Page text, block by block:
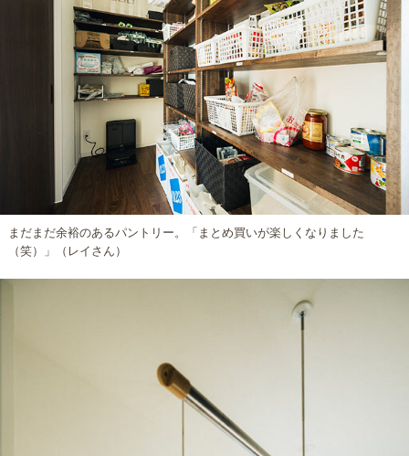
まだまだ余裕のあるパントリー。「まとめ買いが楽しくなりました
（笑）」（レイさん）